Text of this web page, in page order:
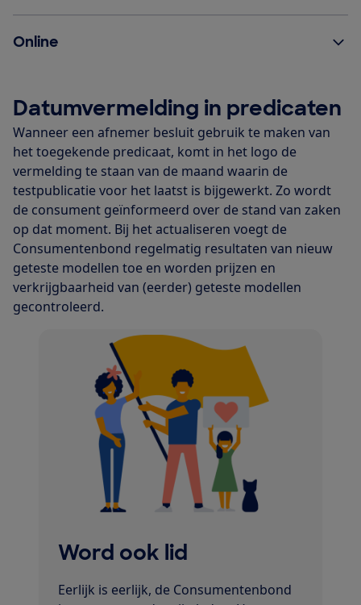
Online
Datumvermelding in predicaten
Wanneer een afnemer besluit gebruik te maken van
het toegekende predicaat, komt in het logo de
vermelding te staan van de maand waarin de
testpublicatie voor het laatst is bijgewerkt. Zo wordt
de consument geïnformeerd over de stand van zaken
op dat moment. Bij het actualiseren voegt de
Consumentenbond regelmatig resultaten van nieuw
geteste modellen toe en worden prijzen en
verkrijgbaarheid van (eerder) geteste modellen
gecontroleerd.
Word ook lid
Eerlijk is eerlijk, de Consumentenbond